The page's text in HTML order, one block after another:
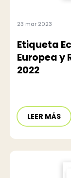
23 mar 2023
Etiqueta
Europea y
2022
LEER MÁS